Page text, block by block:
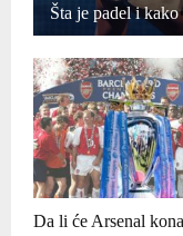
Šta je padel i
Da li će Arsenal